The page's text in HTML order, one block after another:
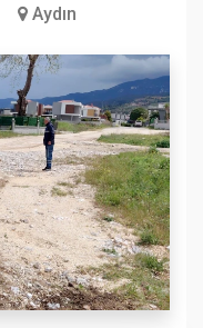
Aydın